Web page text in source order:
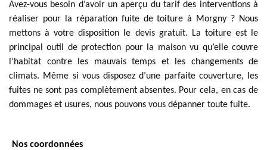
Avez-vous besoin d’avoir un aperçu du tarif des interventions à
réaliser pour la réparation fuite de toiture à Morgny ? Nous
mettons à votre disposition le devis gratuit. La toiture est le
principal outil de protection pour la maison vu qu’elle couvre
l’habitat contre les mauvais temps et les changements de
climats. Même si vous disposez d’une parfaite couverture, les
fuites ne sont pas complètement absentes. Pour cela, en cas de
dommages et usures, nous pouvons vous dépanner toute fuite.
Nos coordonnées